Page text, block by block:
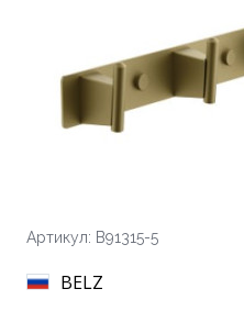
Артикул: B91315-5
BELZ